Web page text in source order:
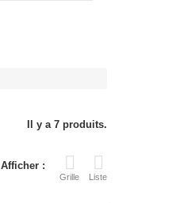
Il y a 7 produits.
Afficher :
Grille Liste